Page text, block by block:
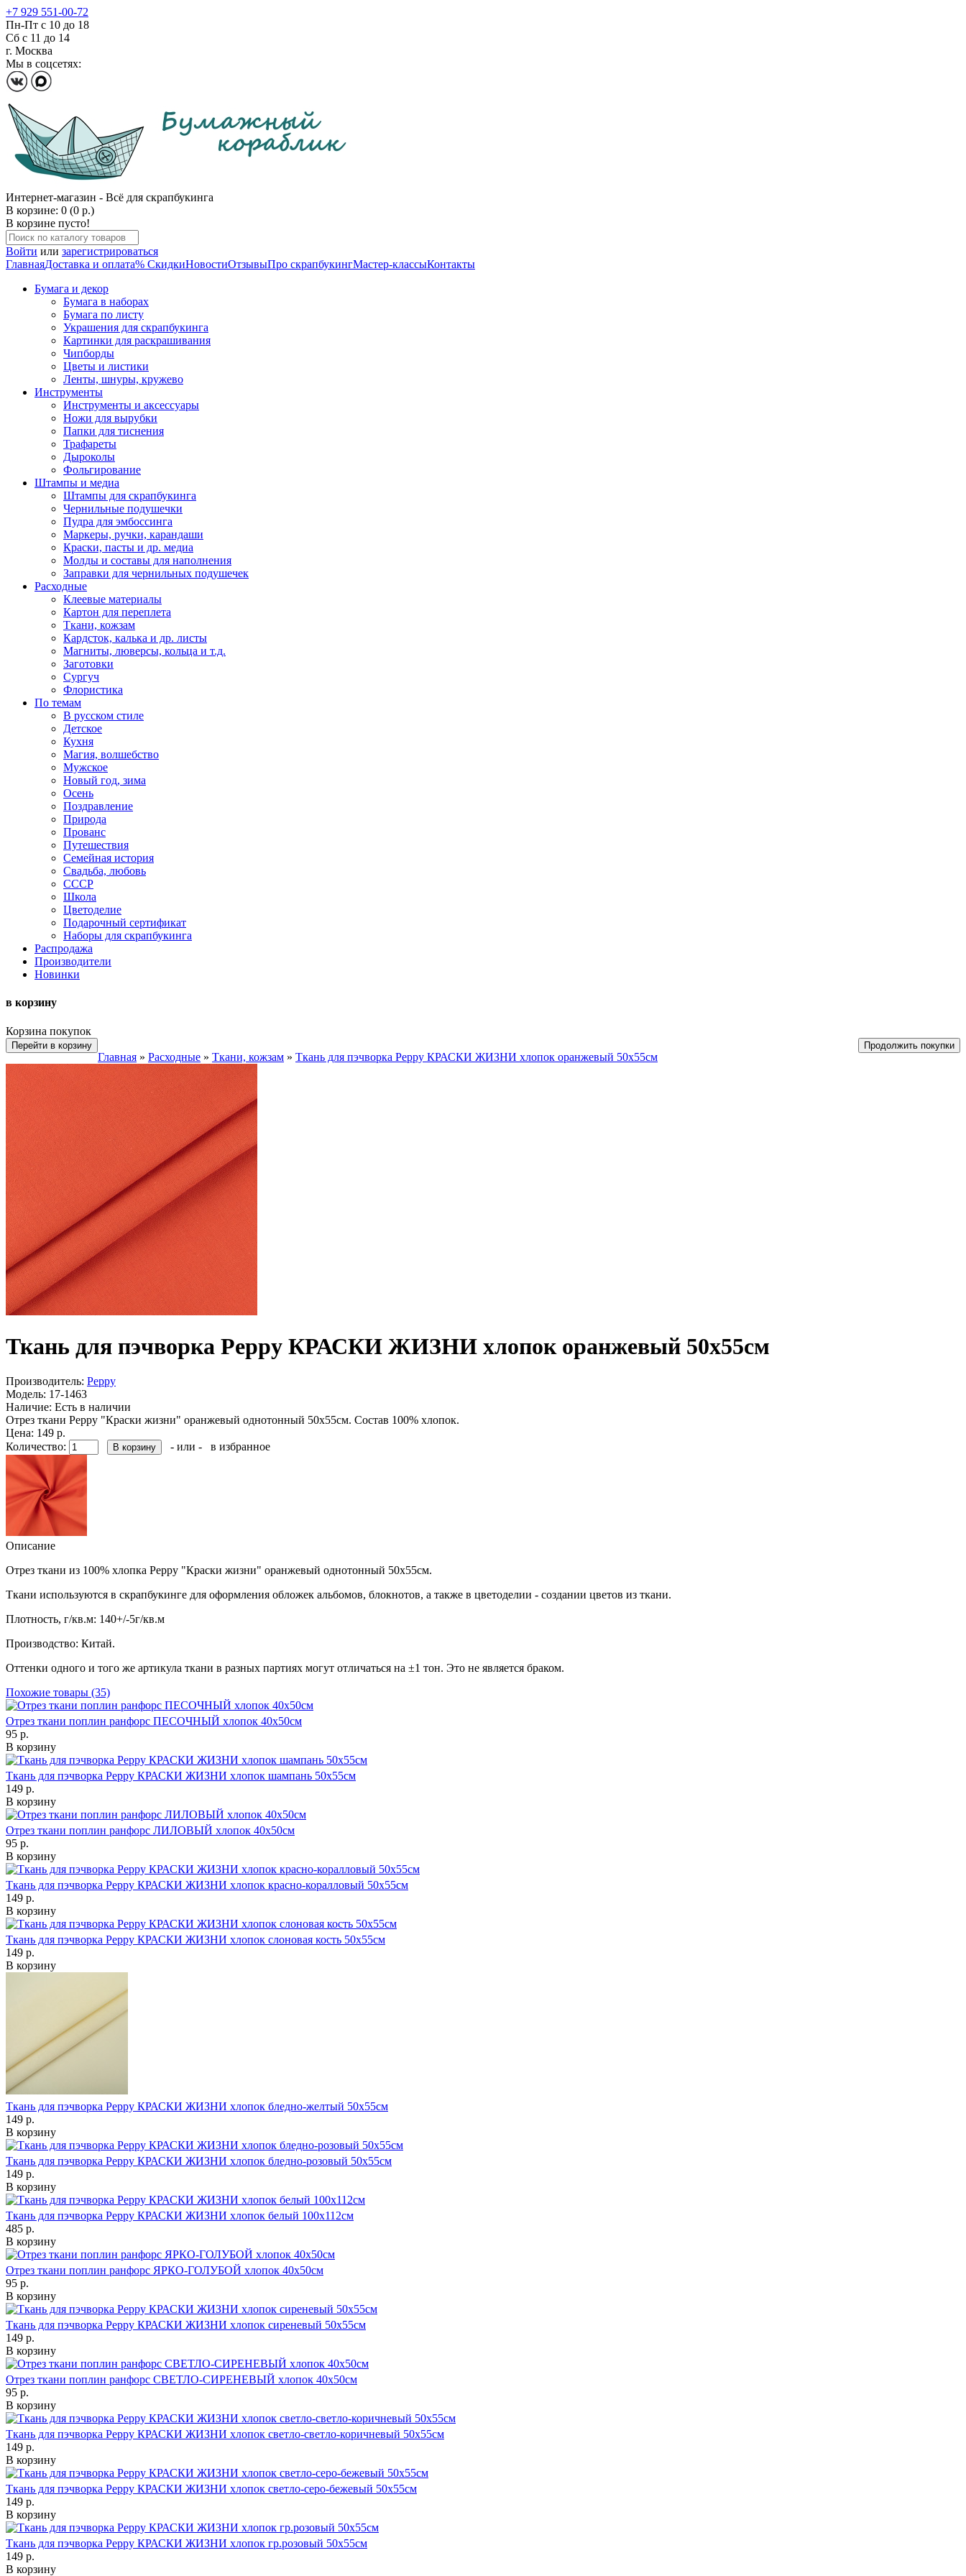
+7 929 551-00-72
Пн-Пт с 10 до 18
Сб с 11 до 14
г. Москва
Мы в соцсетях:
Интернет-магазин - Всё для скрапбукинга
В корзине: 0 (0 р.)
В корзине пусто!
Войти или зарегистрироваться
ГлавнаяДоставка и оплата% СкидкиНовостиОтзывыПро скрапбукингМастер-классыКонтакты
Бумага и декор
Бумага в наборах
Бумага по листу
Украшения для скрапбукинга
Картинки для раскрашивания
Чипборды
Цветы и листики
Ленты, шнуры, кружево
Инструменты
Инструменты и аксессуары
Ножи для вырубки
Папки для тиснения
Трафареты
Дыроколы
Фольгирование
Штампы и медиа
Штампы для скрапбукинга
Чернильные подушечки
Пудра для эмбоссинга
Маркеры, ручки, карандаши
Краски, пасты и др. медиа
Молды и составы для наполнения
Заправки для чернильных подушечек
Расходные
Клеевые материалы
Картон для переплета
Ткани, кожзам
Кардсток, калька и др. листы
Магниты, люверсы, кольца и т.д.
Заготовки
Сургуч
Флористика
По темам
В русском стиле
Детское
Кухня
Магия, волшебство
Мужское
Новый год, зима
Осень
Поздравление
Природа
Прованс
Путешествия
Семейная история
Свадьба, любовь
СССР
Школа
Цветоделие
Подарочный сертификат
Наборы для скрапбукинга
Распродажа
Производители
Новинки
в корзину
Корзина покупок
Перейти в корзину Продолжить покупки
Главная » Расходные » Ткани, кожзам » Ткань для пэчворка Peppy КРАСКИ ЖИЗНИ хлопок оранжевый 50х55см
Ткань для пэчворка Peppy КРАСКИ ЖИЗНИ хлопок оранжевый 50х55см
Производитель: Peppy
Модель: 17-1463
Наличие: Есть в наличии
Отрез ткани Peppy "Краски жизни" оранжевый однотонный 50х55см. Состав 100% хлопок.
Цена: 149 р.
Количество:
- или - в избранное
Описание
Отрез ткани из 100% хлопка Peppy "Краски жизни" оранжевый однотонный 50х55см.
Ткани используются в скрапбукинге для оформления обложек альбомов, блокнотов, а также в цветоделии - создании цветов из ткани.
Плотность, г/кв.м: 140+/-5г/кв.м
Производство: Китай.
Оттенки одного и того же артикула ткани в разных партиях могут отличаться на ±1 тон. Это не является браком.
Похожие товары (35)
Отрез ткани поплин ранфорс ПЕСОЧНЫЙ хлопок 40х50см
95 р.
В корзину
Ткань для пэчворка Peppy КРАСКИ ЖИЗНИ хлопок шампань 50х55см
149 р.
В корзину
Отрез ткани поплин ранфорс ЛИЛОВЫЙ хлопок 40х50см
95 р.
В корзину
Ткань для пэчворка Peppy КРАСКИ ЖИЗНИ хлопок красно-коралловый 50х55см
149 р.
В корзину
Ткань для пэчворка Peppy КРАСКИ ЖИЗНИ хлопок слоновая кость 50х55см
149 р.
В корзину
Ткань для пэчворка Peppy КРАСКИ ЖИЗНИ хлопок бледно-желтый 50х55см
149 р.
В корзину
Ткань для пэчворка Peppy КРАСКИ ЖИЗНИ хлопок бледно-розовый 50х55см
149 р.
В корзину
Ткань для пэчворка Peppy КРАСКИ ЖИЗНИ хлопок белый 100х112см
485 р.
В корзину
Отрез ткани поплин ранфорс ЯРКО-ГОЛУБОЙ хлопок 40х50см
95 р.
В корзину
Ткань для пэчворка Peppy КРАСКИ ЖИЗНИ хлопок сиреневый 50х55см
149 р.
В корзину
Отрез ткани поплин ранфорс СВЕТЛО-СИРЕНЕВЫЙ хлопок 40х50см
95 р.
В корзину
Ткань для пэчворка Peppy КРАСКИ ЖИЗНИ хлопок светло-светло-коричневый 50х55см
149 р.
В корзину
Ткань для пэчворка Peppy КРАСКИ ЖИЗНИ хлопок светло-серо-бежевый 50х55см
149 р.
В корзину
Ткань для пэчворка Peppy КРАСКИ ЖИЗНИ хлопок гр.розовый 50х55см
149 р.
В корзину